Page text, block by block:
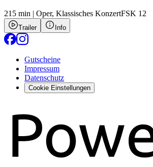
215 min | Oper, Klassisches KonzertFSK 12
Trailer Info
Gutscheine
Impressum
Datenschutz
Cookie Einstellungen